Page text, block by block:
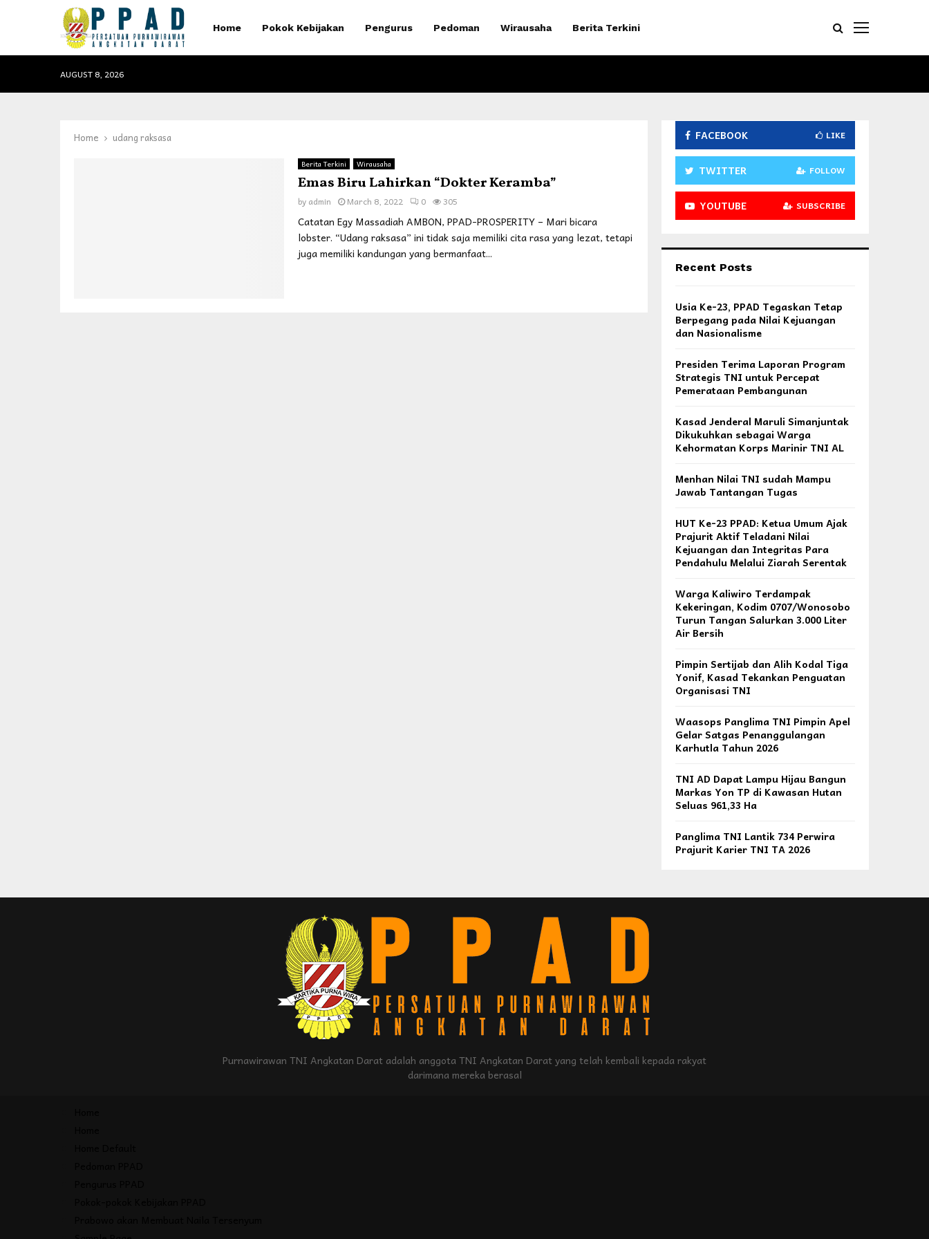
Home Pokok Kebijakan Pengurus Pedoman Wirausaha Berita Terkini
AUGUST 8, 2026
Home udang raksasa
Berita Terkini Wirausaha
Emas Biru Lahirkan “Dokter Keramba”
by admin March 8, 2022 0 305
Catatan Egy Massadiah AMBON, PPAD-PROSPERITY – Mari bicara
lobster. “Udang raksasa” ini tidak saja memiliki cita rasa yang lezat, tetapi
juga memiliki kandungan yang bermanfaat...
FACEBOOK LIKE
TWITTER FOLLOW
YOUTUBE SUBSCRIBE
Recent Posts
Usia Ke-23, PPAD Tegaskan Tetap
Berpegang pada Nilai Kejuangan
dan Nasionalisme
Presiden Terima Laporan Program
Strategis TNI untuk Percepat
Pemerataan Pembangunan
Kasad Jenderal Maruli Simanjuntak
Dikukuhkan sebagai Warga
Kehormatan Korps Marinir TNI AL
Menhan Nilai TNI sudah Mampu
Jawab Tantangan Tugas
HUT Ke-23 PPAD: Ketua Umum Ajak
Prajurit Aktif Teladani Nilai
Kejuangan dan Integritas Para
Pendahulu Melalui Ziarah Serentak
Warga Kaliwiro Terdampak
Kekeringan, Kodim 0707/Wonosobo
Turun Tangan Salurkan 3.000 Liter
Air Bersih
Pimpin Sertijab dan Alih Kodal Tiga
Yonif, Kasad Tekankan Penguatan
Organisasi TNI
Waasops Panglima TNI Pimpin Apel
Gelar Satgas Penanggulangan
Karhutla Tahun 2026
TNI AD Dapat Lampu Hijau Bangun
Markas Yon TP di Kawasan Hutan
Seluas 961,33 Ha
Panglima TNI Lantik 734 Perwira
Prajurit Karier TNI TA 2026
Purnawirawan TNI Angkatan Darat adalah anggota TNI Angkatan Darat yang telah kembali kepada rakyat
darimana mereka berasal